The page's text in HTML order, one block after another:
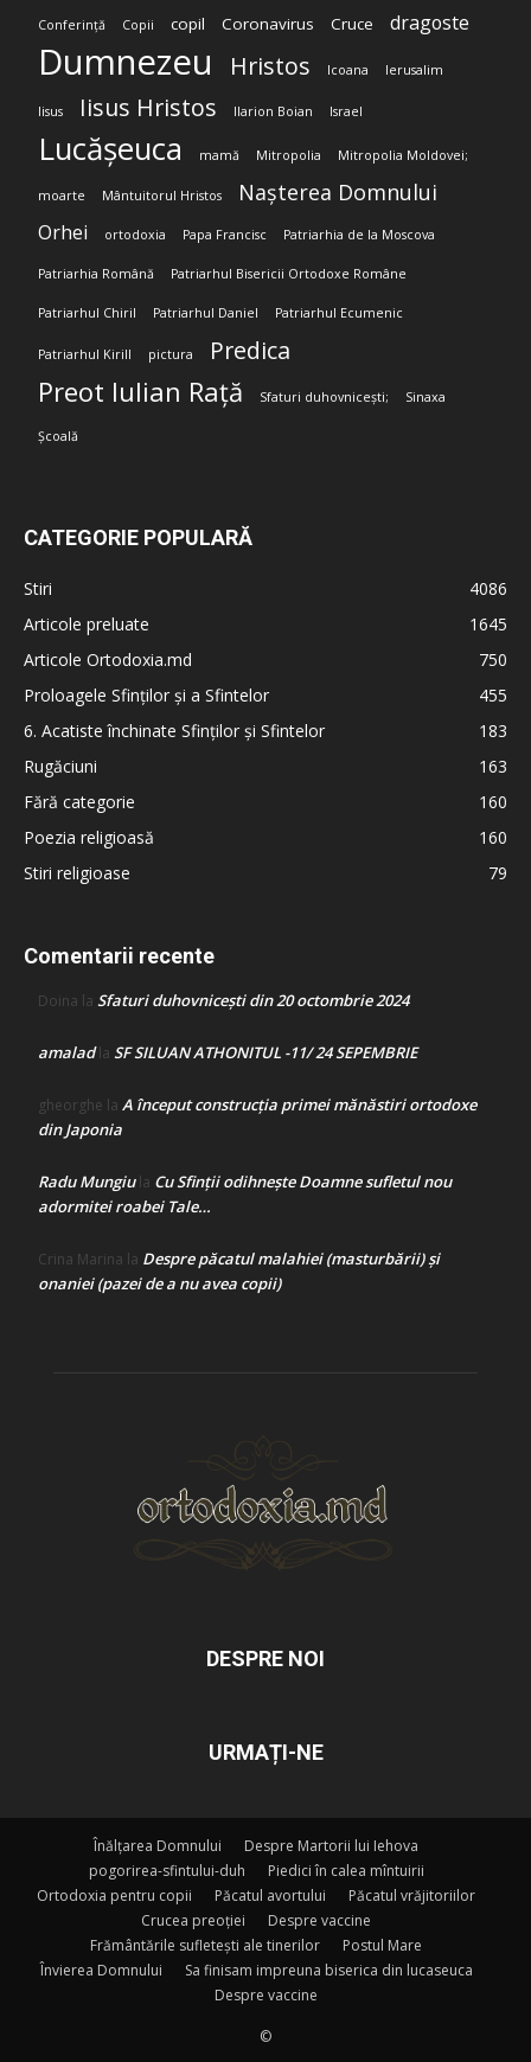
Conferință Copii copil Coronavirus Cruce dragoste
Dumnezeu Hristos Icoana Ierusalim
Iisus Iisus Hristos Ilarion Boian Israel
Lucășeuca mamă Mitropolia Mitropolia Moldovei;
moarte Mântuitorul Hristos Nașterea Domnului
Orhei ortodoxia Papa Francisc Patriarhia de la Moscova
Patriarhia Română Patriarhul Bisericii Ortodoxe Române
Patriarhul Chiril Patriarhul Daniel Patriarhul Ecumenic
Patriarhul Kirill pictura Predica
Preot Iulian Rață Sfaturi duhovnicești; Sinaxa
Școală
CATEGORIE POPULARĂ
Stiri
4086
Articole preluate
1645
Articole Ortodoxia.md
750
Proloagele Sfinților și a Sfintelor
455
6. Acatiste închinate Sfinților și Sfintelor
183
Rugăciuni
163
Fără categorie
160
Poezia religioasă
160
Stiri religioase
79
Comentarii recente
Doina la Sfaturi duhovnicești din 20 octombrie 2024
amaladla SF SILUAN ATHONITUL -11/ 24 SEPEMBRIE
gheorghe la A început construcţia primei mănăstiri ortodoxe
din Japonia
Radu Mungiula Cu Sfinții odihnește Doamne sufletul nou
adormitei roabei Tale…
Crina Marina la Despre păcatul malahiei (masturbării) şi
onaniei (pazei de a nu avea copii)
DESPRE NOI
URMAȚI-NE
Înălțarea Domnului
Despre Martorii lui Iehova
pogorirea-sfintului-duh
Piedici în calea mîntuirii
Ortodoxia pentru copii
Păcatul avortului
Păcatul vrăjitoriilor
Crucea preoției
Despre vaccine
Frământările sufletești ale tinerilor
Postul Mare
Învierea Domnului
Sa finisam impreuna biserica din lucaseuca
Despre vaccine
©